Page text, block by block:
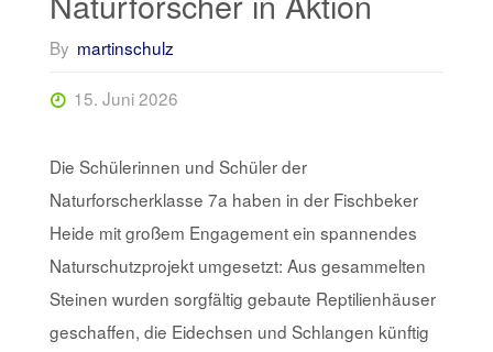
By martinschulz
15. Juni 2026
Die Schülerinnen und Schüler der
Naturforscherklasse 7a haben in der Fischbeker
Heide mit großem Engagement ein spannendes
Naturschutzprojekt umgesetzt: Aus gesammelten
Steinen wurden sorgfältig gebaute Reptilienhäuser
geschaffen, die Eidechsen und Schlangen künftig